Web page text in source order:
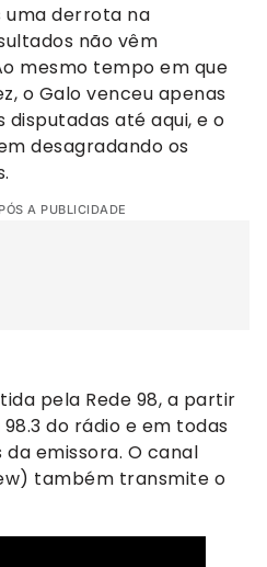
derrota na
não vêm
mesmo tempo em que
o Galo venceu apenas
até aqui, e o
desagradando os
A PUBLICIDADE
pela Rede 98, a partir
do rádio e em todas
emissora. O canal
também transmite o